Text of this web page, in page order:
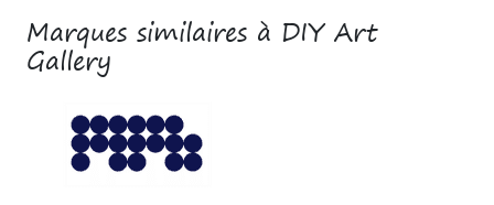
Marques similaires à DIY Art
Gallery